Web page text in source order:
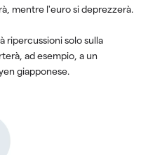
mentre l'euro si deprezzerà.
ripercussioni solo sulla
ad esempio, a un
giapponese.